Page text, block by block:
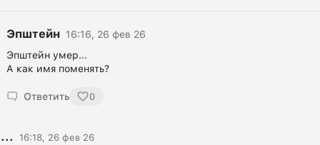
Эпштейн 16:16, 26 фев 26
Эпштейн умер...
А как имя поменять?
Ответить 0
... 16:18, 26 фев 26